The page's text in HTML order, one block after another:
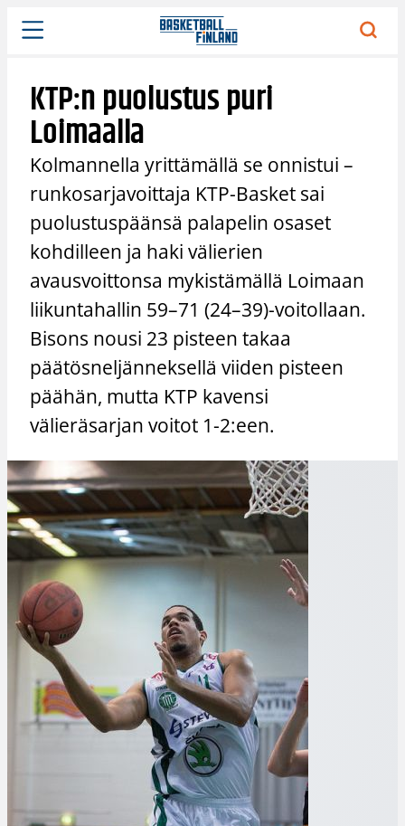
Siirry
sisältöön
KTP:n puolustus puri
Loimaalla
Kolmannella yrittämällä se onnistui –
runkosarjavoittaja KTP-Basket sai
puolustuspäänsä palapelin osaset
kohdilleen ja haki välierien
avausvoittonsa mykistämällä Loimaan
liikuntahallin 59–71 (24–39)-voitollaan.
Bisons nousi 23 pisteen takaa
päätösneljänneksellä viiden pisteen
päähän, mutta KTP kavensi
välieräsarjan voitot 1-2:een.